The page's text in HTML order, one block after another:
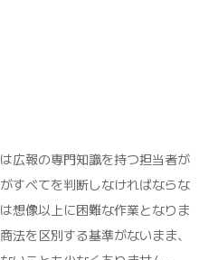
広報の専門知識を持つ担当者が
すべてを判断しなければならな
想像以上に困難な作業となりま
法を区別する基準がないまま、